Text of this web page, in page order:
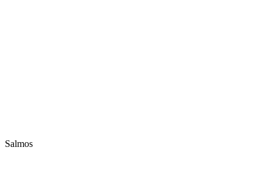
Salmos